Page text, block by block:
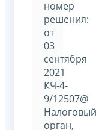
номер
решения:
от
03
сентября
2021
КЧ-4-
9/12507@
Налоговый
орган,